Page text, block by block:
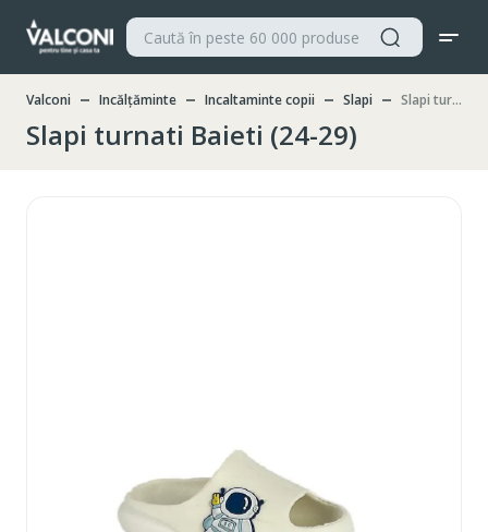
Valconi Incălțăminte Incaltaminte copii Slapi Slapi turnati Baieti (24-29)
Slapi turnati Baieti (24-29)